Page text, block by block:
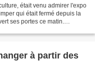
était venu admirer l'expo
qui était fermé depuis la
ses portes ce matin.
à partir des